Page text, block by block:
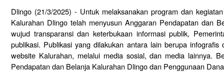
Dlingo (21/3/2025) - Untuk melaksanakan program dan
Kalurahan Dlingo telah menyusun Anggaran Pendapatan dan
wujud transparansi dan keterbukaan informasi publik,
publikasi. Publikasi yang dilakukan antara lain berupa
website Kalurahan, melalui media sosial, dan media lainnya.
Pendapatan dan Belanja Kalurahan Dlingo dan Penggunaan